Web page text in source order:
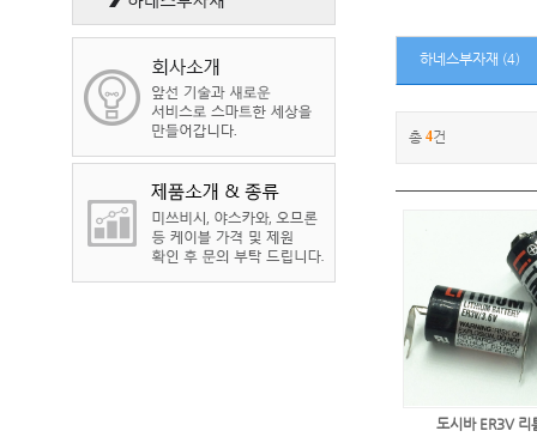
하네스부자재 (4)
총 4건
도시바 ER3V 리